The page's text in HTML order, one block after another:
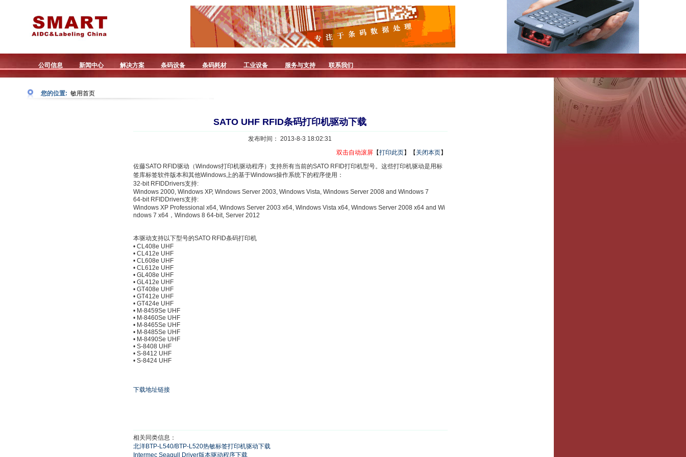
公司信息 新闻中心 解决方案 条码设备 条码耗材 工业设备 服务与支持 联系我们
您的位置: 敏用首页
SATO UHF RFID条码打印机驱动下载
发布时间： 2013-8-3 18:02:31
双击自动滚屏【打印此页】【 关闭本页】
佐藤SATO RFID驱动（Windows打印机驱动程序）支持所有当前的SATO RFID打印机型号。这些打印机驱动是用标
签库标签软件版本和其他Windows上的基于Windows操作系统下的程序使用：
32-bit RFIDDrivers支持:
Windows 2000, Windows XP, Windows Server 2003, Windows Vista, Windows Server 2008 and Windows 7
64-bit RFIDDrivers支持:
Windows XP Professional x64, Windows Server 2003 x64, Windows Vista x64, Windows Server 2008 x64 and Wi
ndows 7 x64，Windows 8 64-bit, Server 2012
本驱动支持以下型号的SATO RFID条码打印机
• CL408e UHF
• CL412e UHF
• CL608e UHF
• CL612e UHF
• GL408e UHF
• GL412e UHF
• GT408e UHF
• GT412e UHF
• GT424e UHF
• M-8459Se UHF
• M-8460Se UHF
• M-8465Se UHF
• M-8485Se UHF
• M-8490Se UHF
• S-8408 UHF
• S-8412 UHF
• S-8424 UHF
下载地址链接
相关同类信息：
北洋BTP-L540/BTP-L520热敏标签打印机驱动下载
Intermec Seagull Driver版本驱动程序下载